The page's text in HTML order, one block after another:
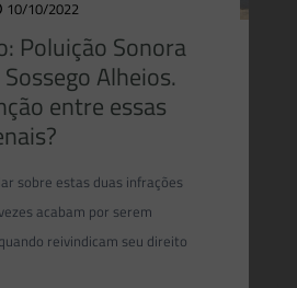
10/10/2022
Poluição Sonora
Alheios.
entre essas
sobre estas duas infrações
acabam por serem
reivindicam seu direito